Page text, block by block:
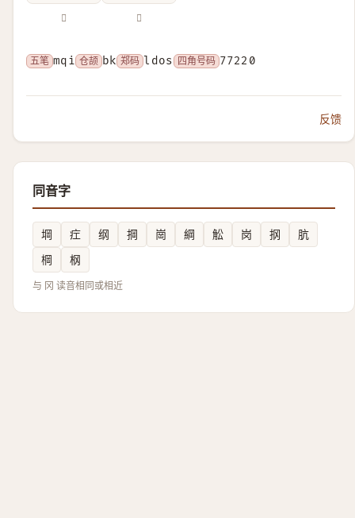
𡶩 𡷇
五笔 mqi 仓颉 bk 郑码 ldos 四角号码 77220
反馈
同音字
堈 疘 纲 掆 崗 綱 䚗 岗 㧏
肮
棡
㭎
与 冈 读音相同或相近